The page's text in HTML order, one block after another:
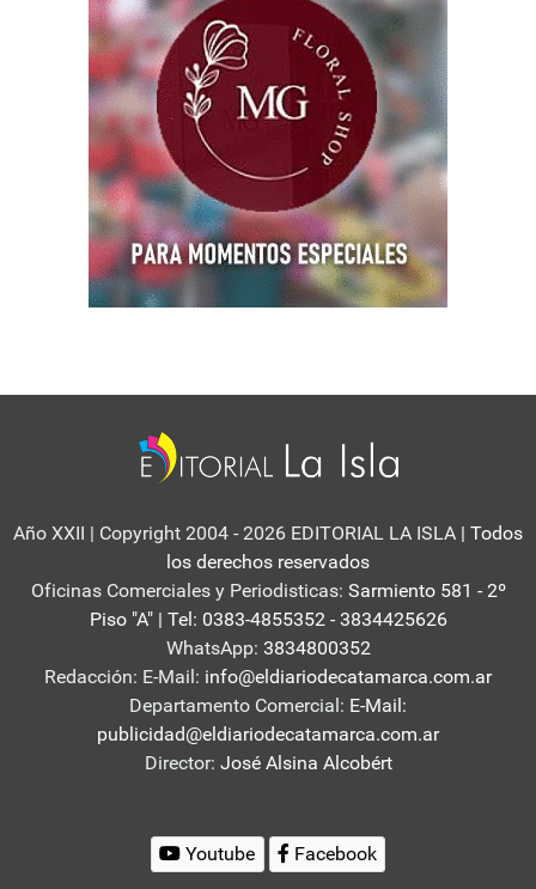
Año XXII | Copyright 2004 - 2026 EDITORIAL LA ISLA | Todos
los derechos reservados
Oficinas Comerciales y Periodisticas: Sarmiento 581 - 2º
Piso "A" | Tel: 0383-4855352 - 3834425626
WhatsApp: 3834800352
Redacción: E-Mail: info@eldiariodecatamarca.com.ar
Departamento Comercial: E-Mail:
publicidad@eldiariodecatamarca.com.ar
Director: José Alsina Alcobért
Youtube Facebook